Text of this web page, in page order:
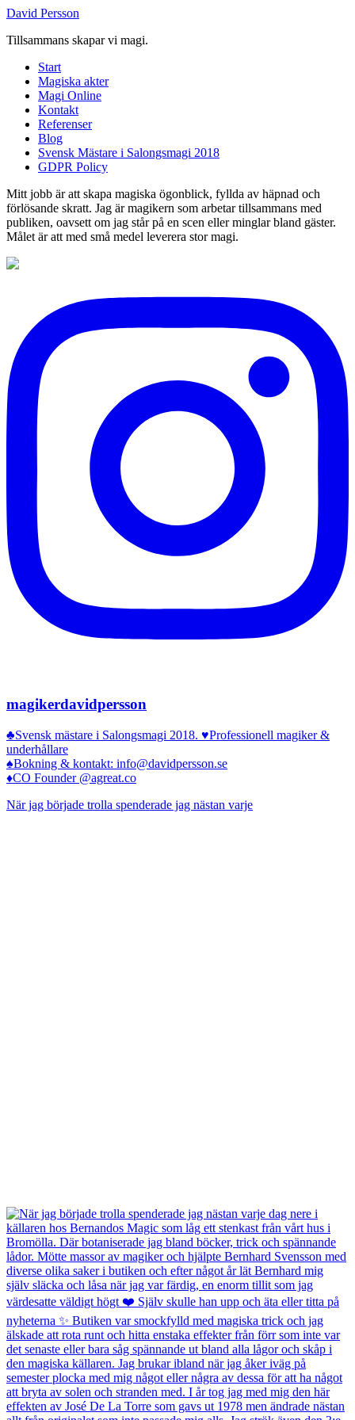
David Persson
Tillsammans skapar vi magi.
Start
Magiska akter
Magi Online
Kontakt
Referenser
Blog
Svensk Mästare i Salongsmagi 2018
GDPR Policy
Mitt jobb är att skapa magiska ögonblick, fyllda av häpnad och
förlösande skratt. Jag är magikern som arbetar tillsammans med
publiken, oavsett om jag står på en scen eller minglar bland gäster.
Målet är att med små medel leverera stor magi.
magikerdavidpersson
♣️Svensk mästare i Salongsmagi 2018. ♥️Professionell magiker &
underhållare
♠️Bokning & kontakt: info@davidpersson.se
♦️CO Founder @agreat.co
När jag började trolla spenderade jag nästan varje